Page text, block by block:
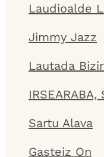
Laudioalde
Jimmy Jazz
Lautada
IRSEARABA,
Sartu Alava
Gasteiz On